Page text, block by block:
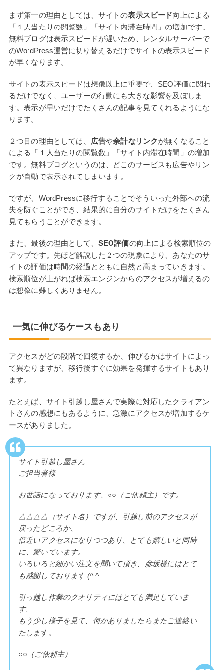
まず第一の理由としては、サイトの表示スピード向上による
「１人当たりの閲覧数」「サイト内滞在時間」の増加です。
無料ブログは表示スピードが遅いため、レンタルサーバーで
のWordPress運営に切り替えるだけでサイトの表示スピード
が早くなります。
サイトの表示スピードは想像以上に重要で、SEO評価に関わ
るだけでなく、ユーザーの行動にも大きな影響を及ぼしま
す。表示が早いだけでたくさんの記事を見てくれるようにな
ります。
２つ目の理由としては、 広告や余計なリンクが無くなること
による「１人当たりの閲覧数」「サイト内滞在時間」の増加
です。無料ブログというのは、どこのサービスも広告やリン
クが自動で表示されてしまいます。
ですが、WordPressに移行することでそういった外部への流
失を防ぐことができ、結果的に自分のサイトだけをたくさん
見てもらうことができます。
また、最後の理由として、 SEO評価の向上による検索順位の
アップです。先ほど解説した２つの現象により、あなたのサ
イトの評価は時間の経過とともに自然と高まっていきます。
検索順位が上がれば検索エンジンからのアクセスが増えるの
は想像に難しくありません。
一気に伸びるケースもあり
アクセスがどの段階で回復するか、伸びるかはサイトによっ
て異なりますが、移行後すぐに効果を発揮するサイトもあり
ます。
たとえば、サイト引越し屋さんで実際に対応したクライアン
トさんの感想にもあるように、急激にアクセスが増加するケ
ースがありました。
サイト引越し屋さん
ご担当者様
お世話になっております、○○（ご依頼主）です。
△△△△（サイト名）ですが、引越し前のアクセスが
戻ったどころか、
倍近いアクセスになりつつあり、とても嬉しいと同時
に、驚いています。
いろいろと細かい注文を聞いて頂き、彦坂様にはとて
も感謝しております (^ ^
引っ越し作業のクオリティにはとても満足していま
す。
もう少し様子を見て、何かありましたらまたご連絡い
たします。
○○（ご依頼主）